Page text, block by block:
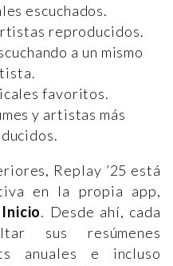
escuchados.
reproducidos.
a un mismo
favoritos.
y artistas más
Replay ’25 está
en la propia app,
Inicio. Desde ahí, cada
sus resúmenes
anuales e incluso